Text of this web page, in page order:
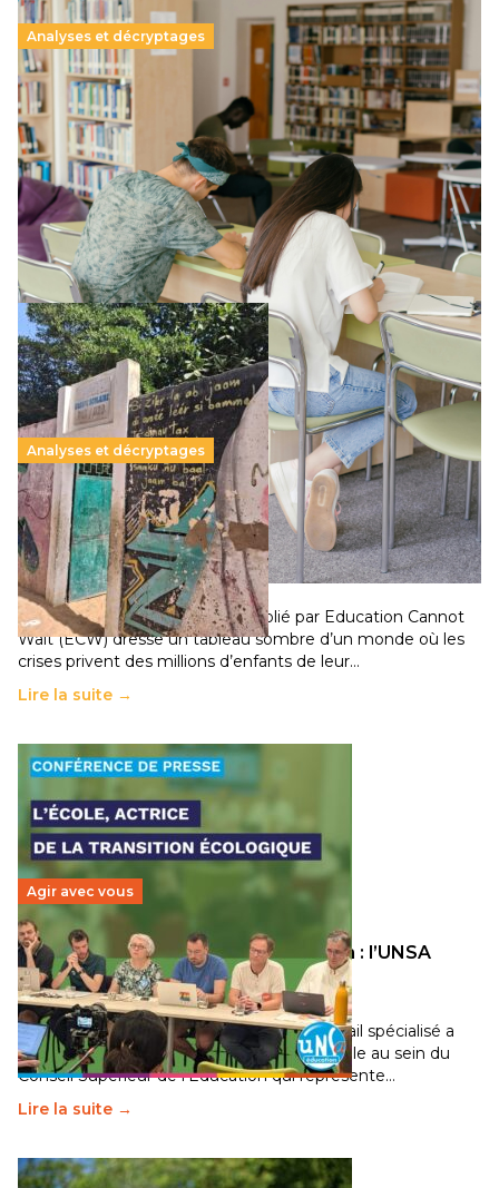
Analyses et décryptages
Supérieur privé : une dérive qui met à mal la
promesse républicaine
11 juillet 2026-
Le projet de loi sur la régulation de l’enseignement
supérieur privé met en lumière l’amplification d’un système
qui relègue l’acte pédagogique au superfétatoire, voire à…
Lire la suite →
Analyses et décryptages
258 millions d’enfants victimes de la guerre, des
chocs climatiques et des déplacements de
population
11 juillet 2026- National
Un nouveau rapport mondial publié par Education Cannot
Wait (ECW) dresse un tableau sombre d’un monde où les
crises privent des millions d’enfants de leur…
Lire la suite →
Agir avec vous
Transition écologique de l’éducation : l’UNSA
Éducation fait bouger les lignes
30 juin 2026-National
Pendant plusieurs mois, un groupe de travail spécialisé a
travaillé sur la transition écologique de l’Ecole au sein du
Conseil Supérieur de l’Éducation qui représente…
Lire la suite →